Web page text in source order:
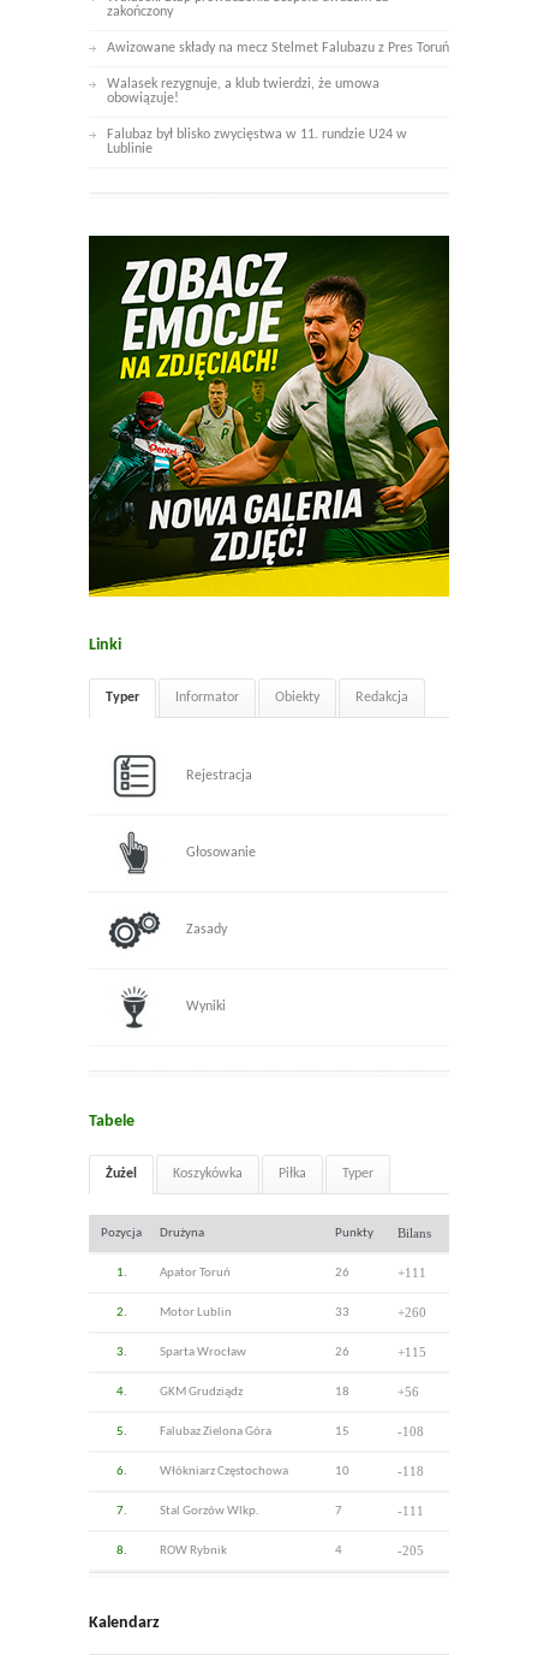
zakończony
Awizowane składy na mecz Stelmet Falubazu z Pres Toruń
Walasek rezygnuje, a klub twierdzi, że umowa
obowiązuje!
Falubaz był blisko zwycięstwa w 11. rundzie U24 w
Lublinie
Linki
Typer Informator Obiekty Redakcja
Rejestracja
Głosowanie
Zasady
Wyniki
Tabele
Żużel Koszykówka Piłka Typer
Pozycja Drużyna Punkty Bilans
1. Apator Toruń 26 +111
2. Motor Lublin 33 +260
3. Sparta Wrocław 26 +115
4. GKM Grudziądz 18 +56
5. Falubaz Zielona Góra 15 -108
6. Włókniarz Częstochowa 10 -118
7. Stal Gorzów Wlkp. 7 -111
8. ROW Rybnik 4 -205
Kalendarz